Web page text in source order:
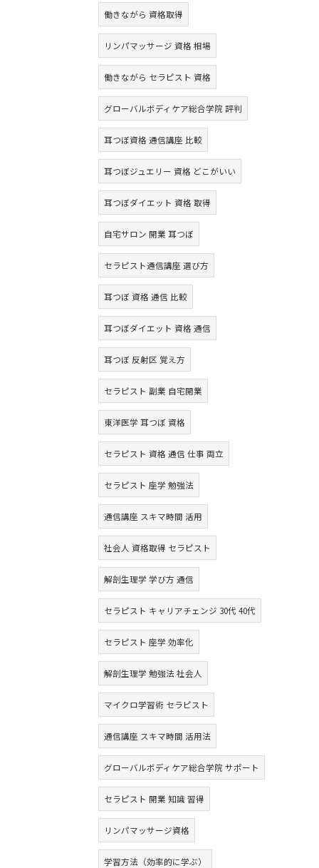
働きながら 資格取得
リンパマッサージ 資格 相場
働きながら セラピスト 資格
グローバルボディケア総合学院 評判
耳つぼ資格 通信講座 比較
耳つぼジュエリー 資格 どこがいい
耳つぼダイエット 資格 取得
自宅サロン 開業 耳つぼ
セラピスト通信講座 選び方
耳つぼ 資格 通信 比較
耳つぼダイエット 資格 通信
耳つぼ 反射区 覚え方
セラピスト 副業 自宅開業
東洋医学 耳つぼ 資格
セラピスト 資格 通信 仕事 両立
セラピスト 座学 勉強法
通信講座 スキマ時間 活用
社会人 資格取得 セラピスト
解剖生理学 学び方 通信
セラピスト キャリアチェンジ 30代 40代
セラピスト 座学 効率化
解剖生理学 勉強法 社会人
マイクロ学習術 セラピスト
通信講座 スキマ時間 活用法
グローバルボディケア総合学院 サポート
セラピスト 開業 知識 習得
リンパマッサージ資格
学習方法（効率的に学ぶ）